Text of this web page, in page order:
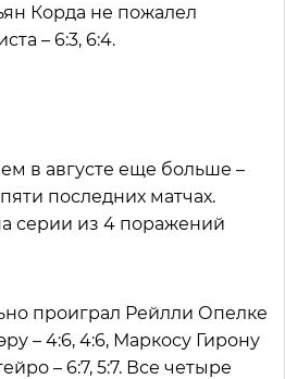
Корда не пожалел
– 6:3, 6:4.
в августе еще больше –
последних матчах.
серии из 4 поражений
проиграл Рейлли Опелке
– 4:6, 4:6, Маркосу Гирону
– 6:7, 5:7. Все четыре